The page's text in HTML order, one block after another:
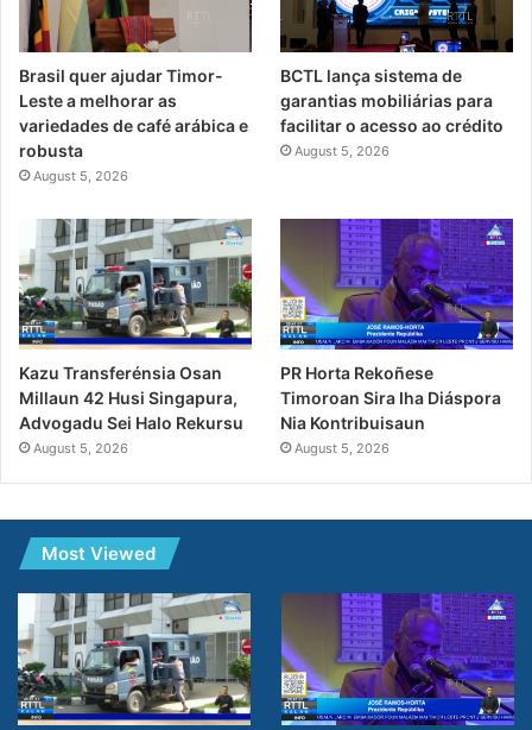
Brasil quer ajudar Timor-
Leste a melhorar as
variedades de café arábica e
robusta
August 5, 2026
BCTL lança sistema de
garantias mobiliárias para
facilitar o acesso ao crédito
August 5, 2026
Kazu Transferénsia Osan
Millaun 42 Husi Singapura,
Advogadu Sei Halo Rekursu
August 5, 2026
PR Horta Rekoñese
Timoroan Sira Iha Diáspora
Nia Kontribuisaun
August 5, 2026
Most Viewed